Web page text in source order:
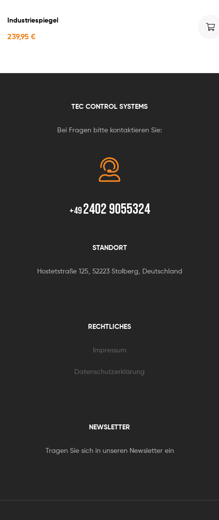
Industriespiegel
239,95 €
TEC CONTROL SYSTEMS
Bei Fragen bitte kontaktieren Sie:
+492402 9055324
STANDORT
Hostetstraße 125, 52223 Stolberg, Deutschland
RECHTLICHES
Impressum
Datenschutzerklärung
NEWSLETTER
Tragen Sie sich in unseren Newsletter ein